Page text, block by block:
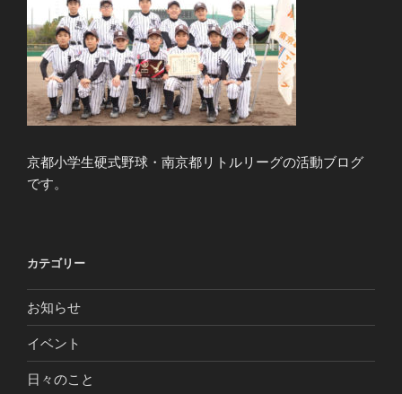
京都小学生硬式野球・南京都リトルリーグの活動ブログ
です。
カテゴリー
お知らせ
イベント
日々のこと